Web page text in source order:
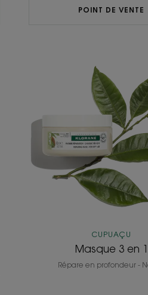
POINT DE VENTE
en
1
CUPUAÇU
Masque 3 en 1
Répare en profondeur -